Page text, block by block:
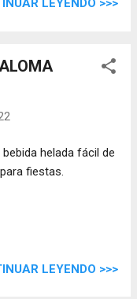
LEYENDO >>>
helada fácil de
fiestas.
LEYENDO >>>